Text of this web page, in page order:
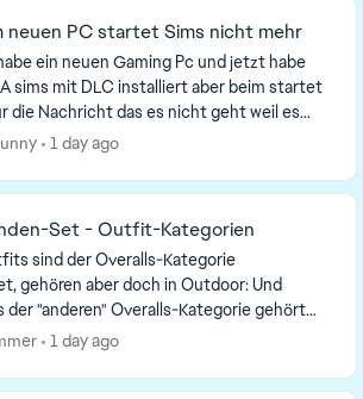
neuen PC startet Sims nicht mehr
sims mit DLC installiert aber beim startet
die Nachricht das es nicht geht weil es
Ich habe alles deinstalliert ...
1 day ago
Set - Outfit-Kategorien
sind der Overalls-Kategorie
gehören aber doch in Outdoor: Und
der "anderen" Overalls-Kategorie gehört
doch in Sets: Gibt es für solche Zuordnungsfehler ...
1 day ago